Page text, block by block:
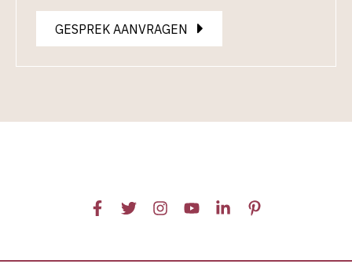
GESPREK AANVRAGEN